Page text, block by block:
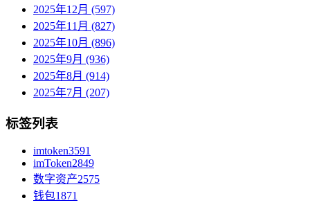
2025年12月 (597)
2025年11月 (827)
2025年10月 (896)
2025年9月 (936)
2025年8月 (914)
2025年7月 (207)
标签列表
imtoken3591
imToken2849
数字资产2575
钱包1871